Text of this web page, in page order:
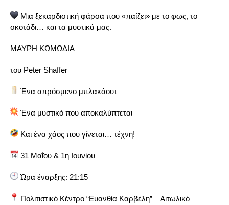
Μια ξεκαρδιστική φάρσα που «παίζει» με το φως, το
σκοτάδι… και τα μυστικά μας.
ΜΑΥΡΗ ΚΩΜΩΔΙΑ
του Peter Shaffer
Ένα απρόσμενο μπλακάουτ
Ένα μυστικό που αποκαλύπτεται
Και ένα χάος που γίνεται… τέχνη!
31 Μαΐου & 1η Ιουνίου
Ώρα έναρξης: 21:15
Πολιτιστικό Κέντρο “Ευανθία Καρβέλη” – Αιτωλικό